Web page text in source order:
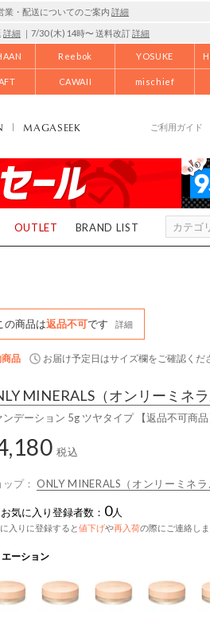
業・配送についてのご案内 詳細
詳細 ｜7/30 (木) 14時〜 送料改訂詳細
Reebok YOSUKE
CAWAII mischief
MAGASEEK ご利用ガイド
OUTLET BRAND LIST
の商品は返品不可です 詳細
品 お届け予定日はサイズ欄をご確認くだ
MINERALS （オンリーミネラ
ンデーション 5g ツヤタイプ 【返品不可商品
税込
プ： ONLY MINERALS（オンリーミネ
お気に入り登録者数： 0人
入りに登録すると値下げや再入荷の際にご連絡し
ーション